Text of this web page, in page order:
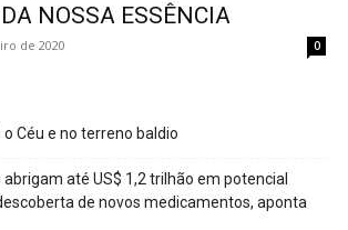
NOSSA ESSÊNCIA
de 2020 0
Céu e no terreno baldio
até US$ 1,2 trilhão em potencial
de novos medicamentos, aponta